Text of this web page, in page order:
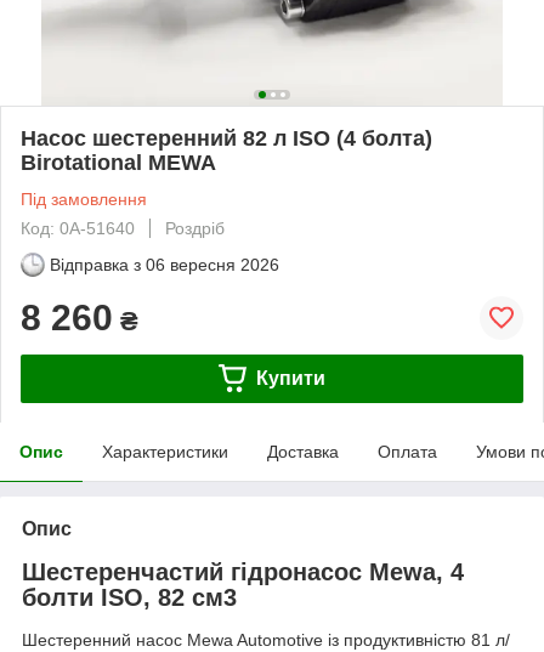
Насос шестеренний 82 л ISO (4 болта)
Birotational MEWA
Під замовлення
Код: 0А-51640
Роздріб
Відправка з 06 вересня 2026
8 260 ₴
Купити
Опис Характеристики Доставка Оплата Умови
Опис
Шестеренчастий гідронасос Mewa, 4
болти ISO, 82 см3
Шестеренний насос Mewa Automotive із продуктивністю 81 л/